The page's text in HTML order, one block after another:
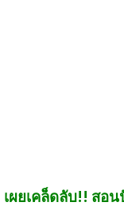
ผยเคล็ดลับ!! สอ